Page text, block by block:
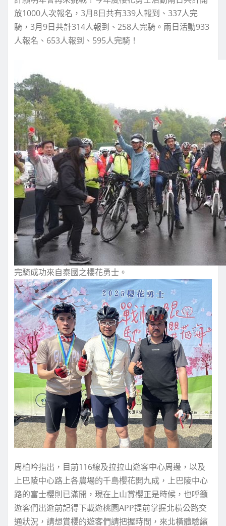
放1000人次報名，3月8日共有339人報到、337人完
騎，3月9日共計314人報到、258人完騎。兩日活動933
人報名、653人報到、595人完騎！
完騎成功來自泰國之櫻花勇士。
周柏吟指出，目前116線及拉拉山遊客中心周邊，以及
上巴陵中心路上各農場的千島櫻花開九成，上巴陵中心
路的富士櫻則已滿開，現在上山賞櫻正是時候，也呼籲
遊客們出遊前記得下載遊桃園APP提前掌握北橫公路交
通狀況，請想賞櫻的遊客們請把握時間，來北橫體驗繽